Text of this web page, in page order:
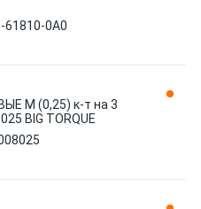
61810-0A0
M (0,25) к-т на 3
BIG TORQUE